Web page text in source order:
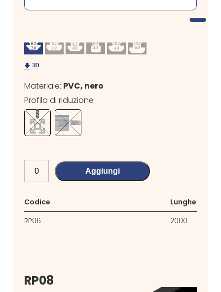
Materiale: PVC, nero
Profilo di riduzione
Aggiungi
Codice
RP06
Lunghezza
2000
RP08